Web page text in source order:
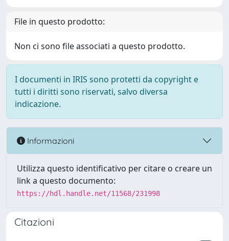
File in questo prodotto:
Non ci sono file associati a questo prodotto.
I documenti in IRIS sono protetti da copyright e
tutti i diritti sono riservati, salvo diversa
indicazione.
Informazioni
Utilizza questo identificativo per citare o creare un
link a questo documento:
https://hdl.handle.net/11568/231998
Citazioni